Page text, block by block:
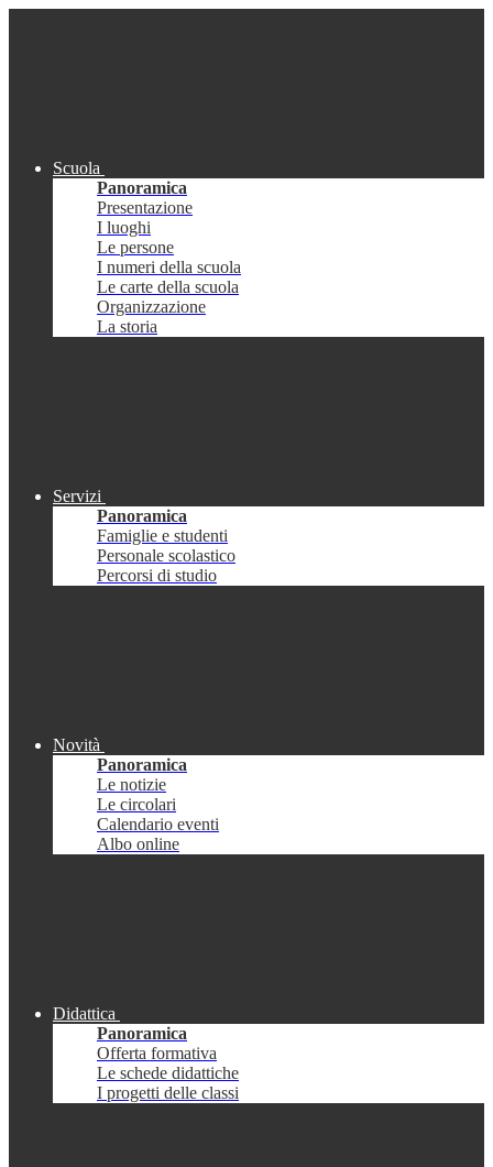
Scuola
Panoramica
Presentazione
I luoghi
Le persone
I numeri della scuola
Le carte della scuola
Organizzazione
La storia
Servizi
Panoramica
Famiglie e studenti
Personale scolastico
Percorsi di studio
Novità
Panoramica
Le notizie
Le circolari
Calendario eventi
Albo online
Didattica
Panoramica
Offerta formativa
Le schede didattiche
I progetti delle classi